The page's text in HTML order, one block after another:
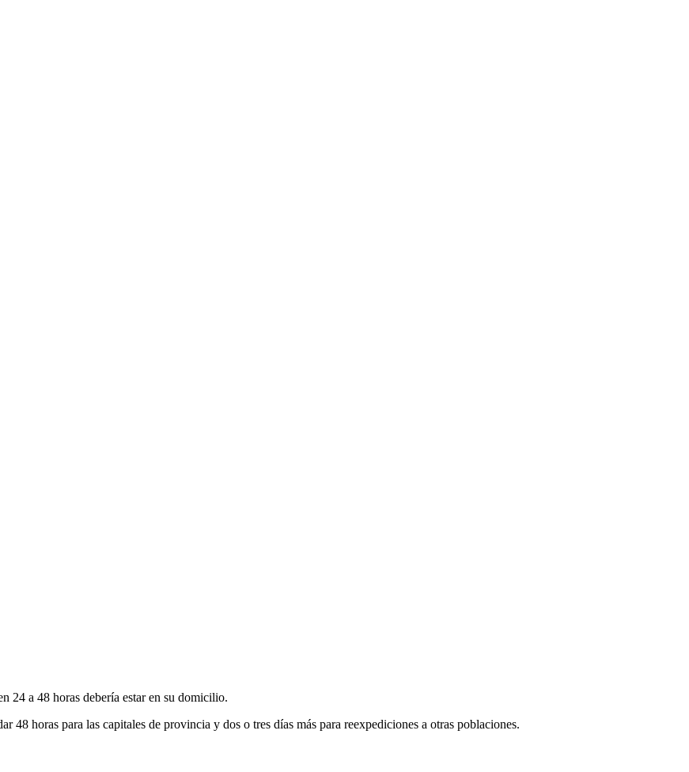
24 a 48 horas debería estar en su domicilio.
48 horas para las capitales de provincia y dos o tres días más para reexpediciones a otras poblaciones.